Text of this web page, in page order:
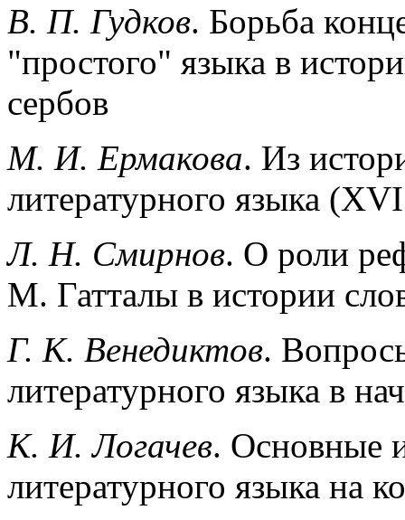
В. П. Гудков. Борьба
"простого" языка в
сербов
М. И. Ермакова. Из
литературного языка
Л. Н. Смирнов. О роли
М. Гатталы в истории
Г. К. Венедиктов.
литературного языка в
К. И. Логачев. Основные
литературного языка на